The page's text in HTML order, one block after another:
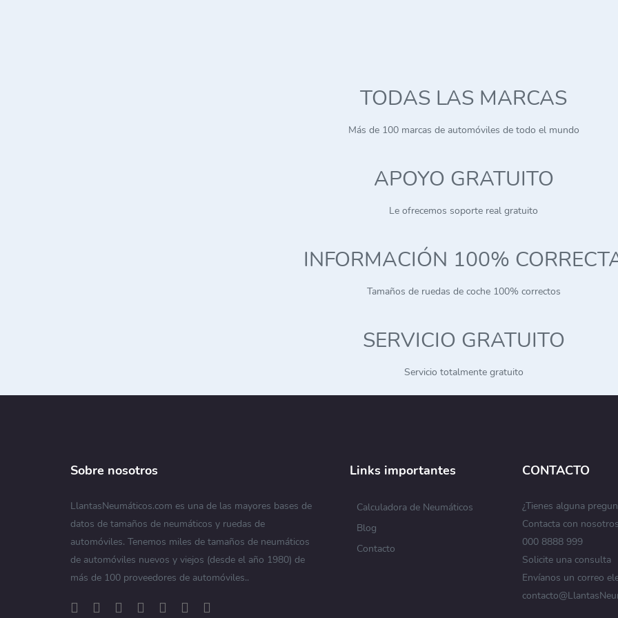
TODAS LAS MARCAS
Más de 100 marcas de automóviles de todo el mundo
APOYO GRATUITO
Le ofrecemos soporte real gratuito
INFORMACIÓN 100%
Tamaños de ruedas de coche 100% correctos
SERVICIO GRATUITO
Servicio totalmente gratuito
Sobre nosotros
LlantasNeumáticos.com es una de las mayores bases de
datos de tamaños de neumáticos y ruedas de
automóviles. Tenemos miles de tamaños de neumáticos
de automóviles nuevos y viejos (desde el año 1980) de
más de 100 proveedores de automóviles..
Links importantes
Calculadora de Neumáticos
Blog
Contacto
CONTACTO
¿Tienes alguna
Contacta con
000 8888 999
Solicite una consulta
Envíanos un correo